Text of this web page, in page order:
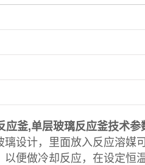
应釜,单层玻璃反应釜技术参
璃设计，里面放入反应溶媒
以便做冷却反应，在设定恒